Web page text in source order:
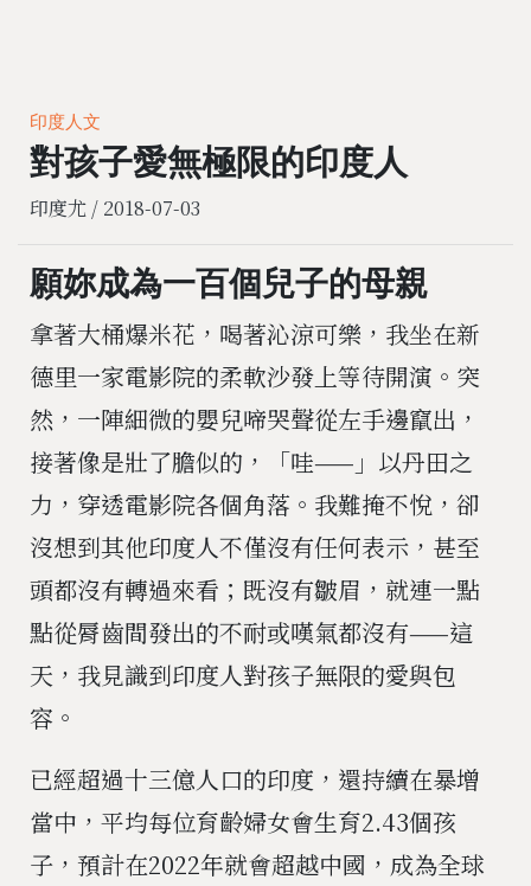
印度人文
對孩子愛無極限的印度人
印度尤 / 2018-07-03
願妳成為一百個兒子的母親
拿著大桶爆米花，喝著沁涼可樂，我坐在新
德里一家電影院的柔軟沙發上等待開演。突
然，一陣細微的嬰兒啼哭聲從左手邊竄出，
接著像是壯了膽似的，「哇——」以丹田之
力，穿透電影院各個角落。我難掩不悅，卻
沒想到其他印度人不僅沒有任何表示，甚至
頭都沒有轉過來看；既沒有皺眉，就連一點
點從脣齒間發出的不耐或嘆氣都沒有——這
天，我見識到印度人對孩子無限的愛與包
容。
已經超過十三億人口的印度，還持續在暴增
當中，平均每位育齡婦女會生育2.43個孩
子，預計在2022年就會超越中國，成為全球